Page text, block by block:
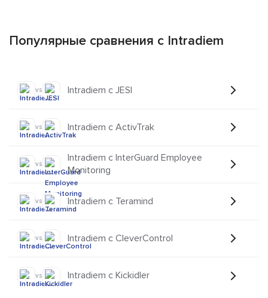
Популярные сравнения с Intradiem
vs Intradiem с JESI
vs Intradiem с ActivTrak
vs
Intradiem с InterGuard Employee
Monitoring
vs Intradiem с Teramind
vs Intradiem с CleverControl
vs Intradiem с Kickidler